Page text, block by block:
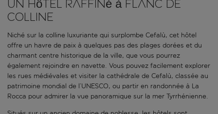
Un hôtel raffiné à flanc de
colline
Niché sur la colline luxuriante qui surplombe Cefalù, cet hôtel
offre un havre de paix à quelques pas des plages dorées et du
charmant centre historique de la ville, que vous pourrez
également rejoindre en navette. Vous pouvez facilement explorer
les rues médiévales et visiter la cathédrale de Cefalù, classée au
patrimoine mondial de l’UNESCO, ou partir en randonnée à La
Rocca pour admirer la vue panoramique sur la mer Tyrrhénienne.